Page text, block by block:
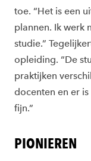
toe. “Het is een
plannen. Ik werk
studie.”
opleiding. “De
praktijken
docenten en er
fijn.”
PIONIEREN